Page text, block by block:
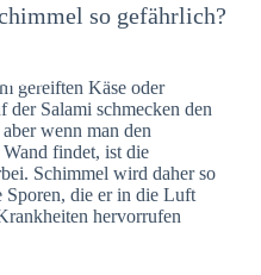
– Ihr
so gefährlich?
gereiften Käse oder
der Salami schmecken den
wenn man den
findet, ist die
Schimmel wird daher so
Sporen, die er in die Luft
hervorrufen